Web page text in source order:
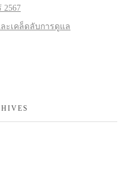
2567
ะเคล็ดลับการดูแล